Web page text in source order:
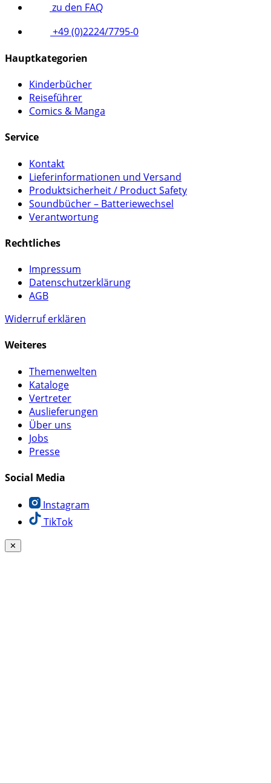
zu den FAQ
+49 (0)2224/7795-0
Hauptkategorien
Kinderbücher
Reiseführer
Comics & Manga
Service
Kontakt
Lieferinformationen und Versand
Produktsicherheit / Product Safety
Soundbücher – Batteriewechsel
Verantwortung
Rechtliches
Impressum
Datenschutzerklärung
AGB
Widerruf erklären
Weiteres
Themenwelten
Kataloge
Vertreter
Auslieferungen
Über uns
Jobs
Presse
Social Media
Instagram
TikTok
✕